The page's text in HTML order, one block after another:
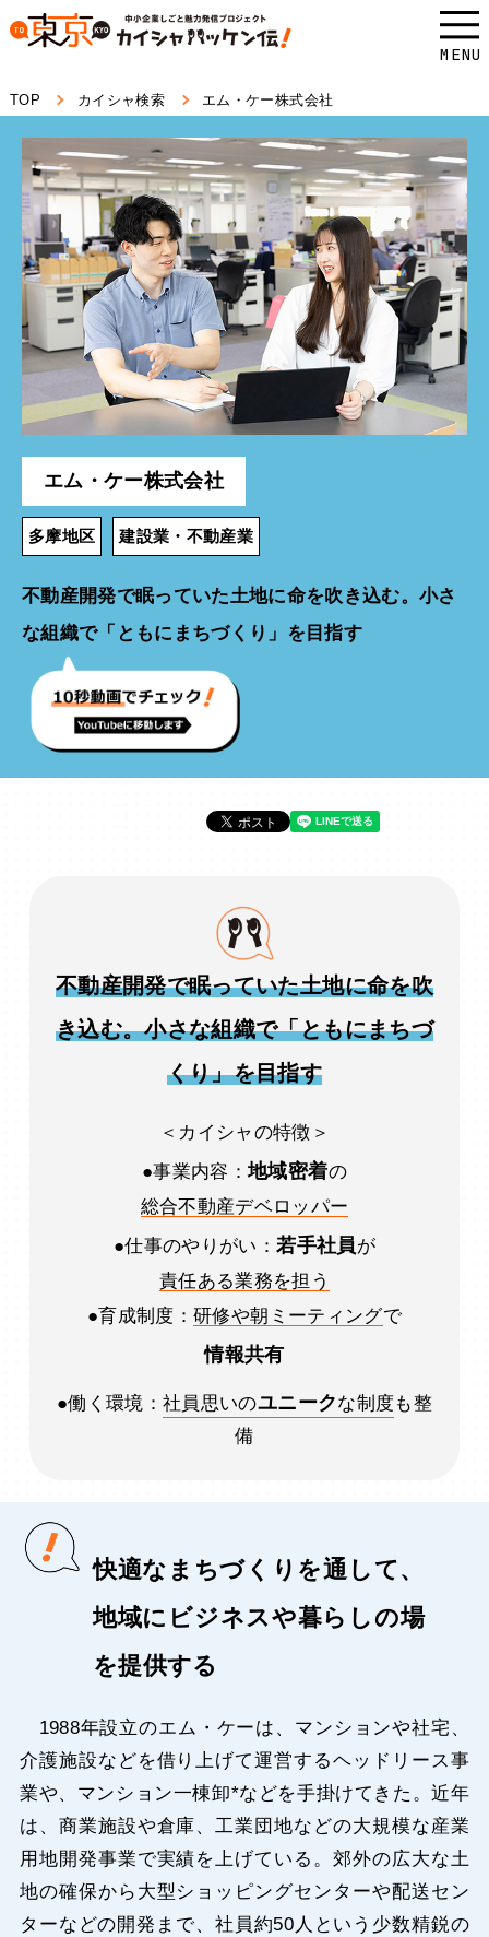
本
ス
す。
MENU
TOP カイシャ検索 エム・ケー株式会社
エム・ケー株式会社
多摩地区 建設業・不動産業
不動産開発で眠っていた土地に命を吹き込む。小さ
な組織で「ともにまちづくり」を目指す
不動産開発で眠っていた土地に命を吹
き込む。小さな組織で「ともにまちづ
くり」を目指す
＜カイシャの特徴＞
●事業内容：地域密着の
総合不動産デベロッパー
●仕事のやりがい：若手社員が
責任ある業務を担う
●育成制度：研修や朝ミーティングで
情報共有
●働く環境：社員思いのユニークな制度 も整
備
快適なまちづくりを通して、
地域にビジネスや暮らしの場
を提供する
1988年設立のエム・ケーは、マンションや社宅、
介護施設などを借り上げて運営するヘッドリース事
業や、マンション一棟卸*などを手掛けてきた。近年
は、商業施設や倉庫、工業団地などの大規模な産業
用地開発事業で実績を上げている。郊外の広大な土
地の確保から大型ショッピングセンターや配送セン
ターなどの開発まで、社員約50人という少数精鋭の